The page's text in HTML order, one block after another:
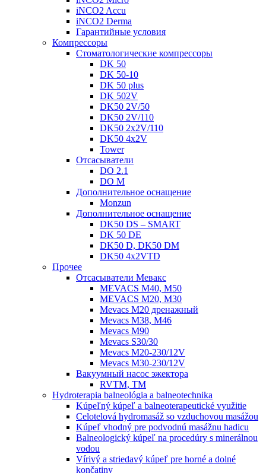
iNCO2 Accu
iNCO2 Derma
Гарантийные ycлoвия
Компрессоры
Стоматологические компрессоры
DK 50
DK 50-10
DK 50 plus
DK 502V
DK50 2V/50
DK50 2V/110
DK50 2x2V/110
DK50 4x2V
Tower
Отсасыватели
DO 2.1
DO M
Дополнительное оснащение
Monzun
Дополнительное оснащение
DK50 DS – SMART
DK 50 DE
DK50 D, DK50 DM
DK50 4x2VTD
Прочеe
Oтсасыватели Мевакс
MEVACS M40, M50
MEVACS M20, M30
Mevacs M20 дренажный
Mevacs M38, M46
Mevacs M90
Mevacs S30/30
Mevacs M20-230/12V
Mevacs M30-230/12V
Вакуумный насос эжектора
RVTM, TM
Hydroterapia balneológia a balneotechnika
Kúpeľný kúpeľ a balneoterapeutické využitie
Celotelová hydromasáž so vzduchovou masážou
Kúpeľ vhodný pre podvodnú masážnu hadicu
Balneologický kúpeľ na procedúry s minerálnou
vodou
Vírivý a striedavý kúpeľ pre horné a dolné
končatiny